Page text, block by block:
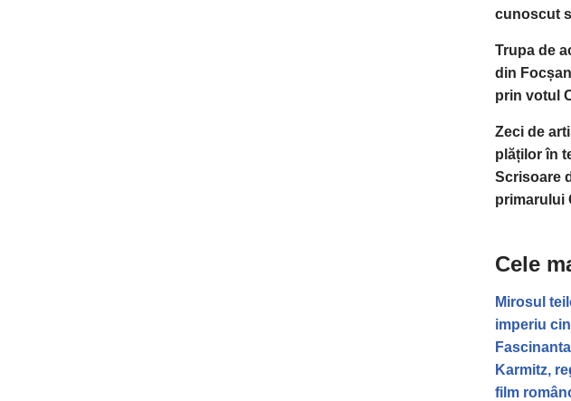
cunoscut
Trupa de
din
prin votul
Zeci de
plăților în
Scrisoare
primarului
Cele
Mirosul
imperiu
Karmitz,
film